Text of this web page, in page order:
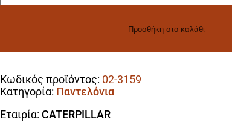
1080051
ποσότητα
Προσθήκη στο καλάθι
Κωδικός προϊόντος: 02-3159
Κατηγορία: Παντελόνια
Εταιρία: CATERPILLAR